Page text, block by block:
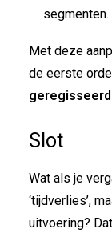
segmenten.
Met deze
de eerste
Slot
Wat als je
‘tijdverlies’,
uitvoering?